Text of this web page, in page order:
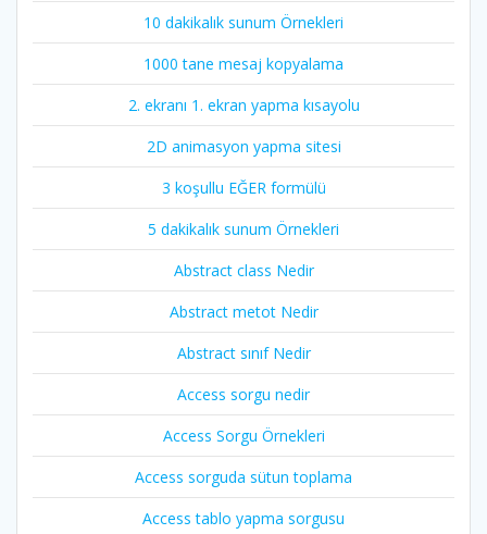
10 dakikalık sunum Örnekleri
1000 tane mesaj kopyalama
2. ekranı 1. ekran yapma kısayolu
2D animasyon yapma sitesi
3 koşullu EĞER formülü
5 dakikalık sunum Örnekleri
Abstract class Nedir
Abstract metot Nedir
Abstract sınıf Nedir
Access sorgu nedir
Access Sorgu Örnekleri
Access sorguda sütun toplama
Access tablo yapma sorgusu